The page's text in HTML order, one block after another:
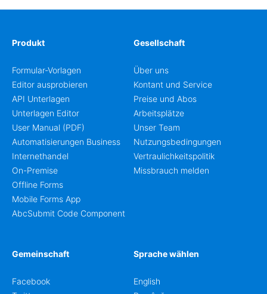
Produkt
Formular-Vorlagen
Editor ausprobieren
API Unterlagen
Unterlagen Editor
User Manual (PDF)
Automatisierungen Business
Internethandel
On-Premise
Offline Forms
Mobile Forms App
AbcSubmit Code Component
Gesellschaft
Über uns
Kontant und Service
Preise und Abos
Arbeitsplätze
Unser Team
Nutzungsbedingungen
Vertraulichkeitspolitik
Missbrauch melden
Gemeinschaft
Facebook
Sprache wählen
English